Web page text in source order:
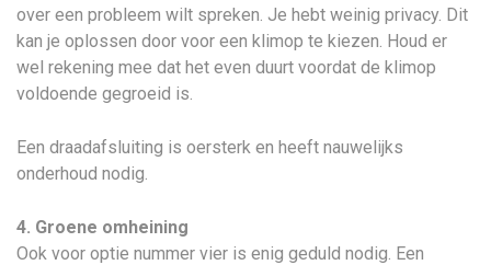
over een probleem wilt spreken. Je hebt weinig privacy. Dit
kan je oplossen door voor een klimop te kiezen. Houd er
wel rekening mee dat het even duurt voordat de klimop
voldoende gegroeid is.
Een draadafsluiting is oersterk en heeft nauwelijks
onderhoud nodig.
4. Groene omheining
Ook voor optie nummer vier is enig geduld nodig. Een